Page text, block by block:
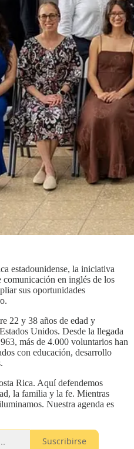
estadounidense, la iniciativa
comunicación en inglés de los
sus oportunidades
22 y 38 años de edad y
Unidos. Desde la llegada
más de 4.000 voluntarios han
con educación, desarrollo
Rica. Aquí defendemos
la familia y la fe. Mientras
Nuestra agenda es
Suscribirse